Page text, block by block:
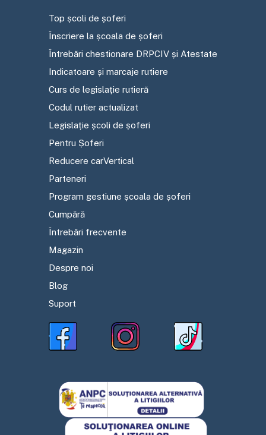
Top școli de șoferi
Înscriere la școala de șoferi
Întrebări chestionare DRPCIV și Atestate
Indicatoare și marcaje rutiere
Curs de legislație rutieră
Codul rutier actualizat
Legislație școli de șoferi
Pentru Șoferi
Reducere carVertical
Parteneri
Program gestiune școala de șoferi
Cumpără
Întrebări frecvente
Magazin
Despre noi
Blog
Suport